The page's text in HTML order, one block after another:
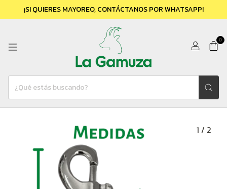
¡SI QUIERES MAYOREO, CONTÁCTANOS POR WHATSAPP!
0
1 / 2